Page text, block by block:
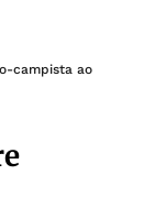
campista ao